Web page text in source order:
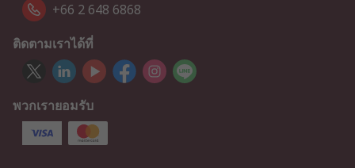
+66 2 648 6868
ติดตามเราได้ที่
พวกเรายอมรับ